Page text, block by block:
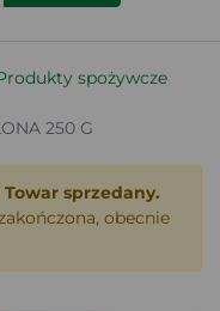
spożywcze
250 G
Towar sprzedany.
obecnie